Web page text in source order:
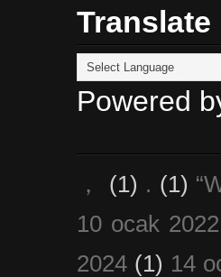
Translate
Powered
， (1) . (1)
10 ocak 2022
2024 (1) 14